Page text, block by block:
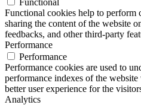
Functional
Functional cookies help to perform
sharing the content of the website
feedbacks, and other third-party
Performance
Performance
Performance cookies are used to
performance indexes of the
better user experience for the
Analytics